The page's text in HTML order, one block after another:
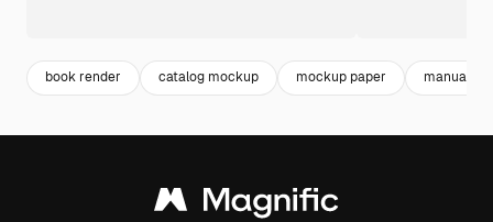
book render catalog mockup mockup paper manuale